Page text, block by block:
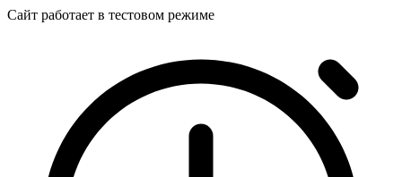
Сайт работает в тестовом режиме